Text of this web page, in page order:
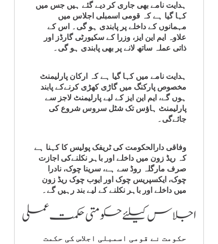
ہدایت نامے بھی جاری کر دیے گئے ہیں جس میں
کہا گیا ہے کہ قومی اسمبلی اجلاس میں
مہمانوں کے داخلے پر پابندی ہو گی۔ اس کے
علاوہ ایم این ایز، وزرا کے سکیورٹی گارڈز اور
ذاتی عملہ ساتھ لانے پر بھی پابندی ہو گی۔
ہدایت نامے میں کہا گیا ہے کہ ارکان پارلیمنٹ
مخصوص پارکنگ میں گاڑی کھڑی کرنےکے پابند
ہوں گے، ایم این ایز کے لیے پارلیمنٹ لاجز سے
پارلیمنٹ ہاؤس تک شٹل سروس شروع کی
جائےگی۔
وفاقی دارالحکومت کی ٹریفک پولیس کا کہنا ہے
کہ ریڈ زون میں داخلے اور باہر نکلنےکی اجازت
صرف مارگلہ روڈ سے ہے، سرینا چوک، نادرا
چوک، ایکسپریس چوک اور ایوب چوک ریڈ زون
میں داخلے اور باہر نکلنے کے لیے بند رہیں گے۔
اجلاس کیلئے حکومتی حکمت عملی
حکومت نے قومی اسمبلی اجلاس کی حکمت